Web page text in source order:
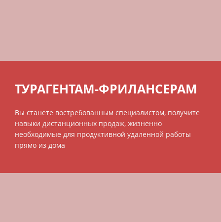
ТУРАГЕНТАМ-ФРИЛАНСЕРАМ
Вы станете востребованным специалистом, получите
навыки дистанционных продаж, жизненно
необходимые для продуктивной удаленной работы
прямо из дома